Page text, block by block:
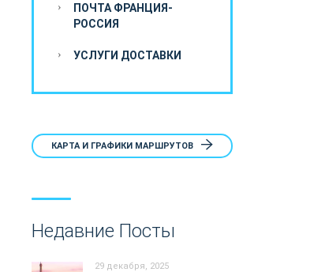
ПОЧТА ФРАНЦИЯ-
РОССИЯ
УСЛУГИ ДОСТАВКИ
КАРТА И ГРАФИКИ МАРШРУТОВ
Недавние Посты
29 декабря, 2025